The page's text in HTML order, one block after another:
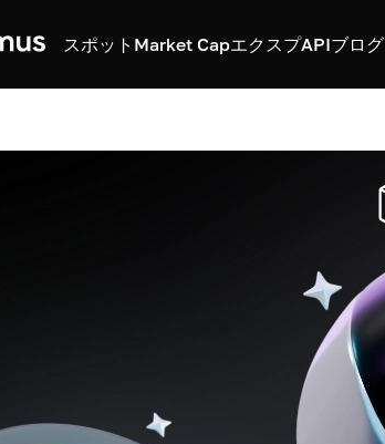
スポット Market CapエクスプAPIブログ